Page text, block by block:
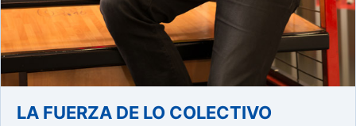
LA FUERZA DE LO COLECTIVO